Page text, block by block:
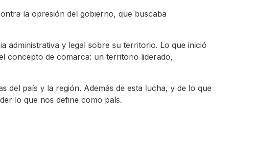
la opresión del gobierno, que buscaba
administrativa y legal sobre su territorio. Lo que inició
concepto de comarca: un territorio liderado,
del país y la región. Además de esta lucha, y de lo que
lo que nos define como país.